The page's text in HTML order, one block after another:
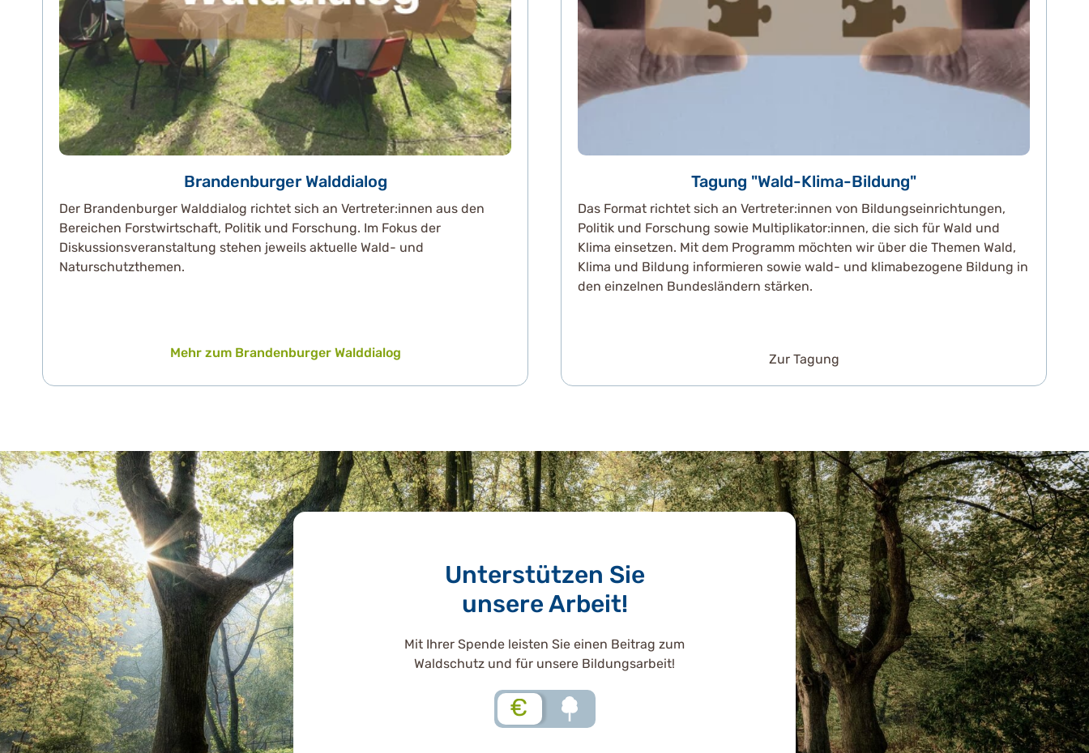
Brandenburger Walddialog
Der Brandenburger Walddialog richtet sich an Vertreter:innen aus den
Bereichen Forstwirtschaft, Politik und Forschung. Im Fokus der
Diskussionsveranstaltung stehen jeweils aktuelle Wald- und
Naturschutzthemen.
Mehr zum Brandenburger Walddialog
Tagung "Wald-Klima-Bildung"
Das Format richtet sich an Vertreter:innen von Bildungseinrichtungen,
Politik und Forschung sowie Multiplikator:innen, die sich für Wald und
Klima einsetzen. Mit dem Programm möchten wir über die Themen Wald,
Klima und Bildung informieren sowie wald- und klimabezogene Bildung in
den einzelnen Bundesländern stärken.
Zur Tagung
Unterstützen Sie
unsere Arbeit!
Mit Ihrer Spende leisten Sie einen Beitrag zum
Waldschutz und für unsere Bildungsarbeit!
€